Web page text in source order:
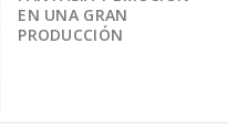
EN UNA GRAN
PRODUCCIÓN